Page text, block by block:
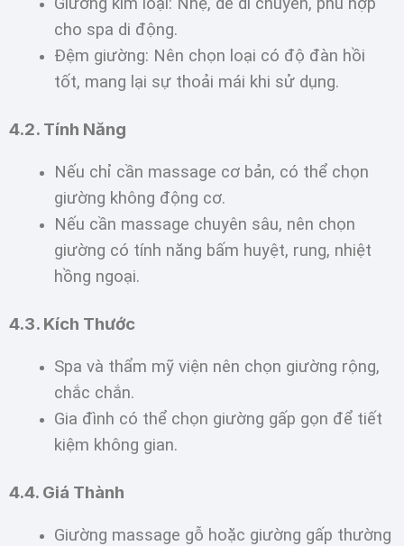
cho spa di động.
Đệm giường: Nên chọn loại có độ đàn hồi
tốt, mang lại sự thoải mái khi sử dụng.
4.2. Tính Năng
Nếu chỉ cần massage cơ bản, có thể chọn
giường không động cơ.
Nếu cần massage chuyên sâu, nên chọn
giường có tính năng bấm huyệt, rung, nhiệt
hồng ngoại.
4.3. Kích Thước
Spa và thẩm mỹ viện nên chọn giường rộng,
chắc chắn.
Gia đình có thể chọn giường gấp gọn để tiết
kiệm không gian.
4.4. Giá Thành
Giường massage gỗ hoặc giường gấp thường